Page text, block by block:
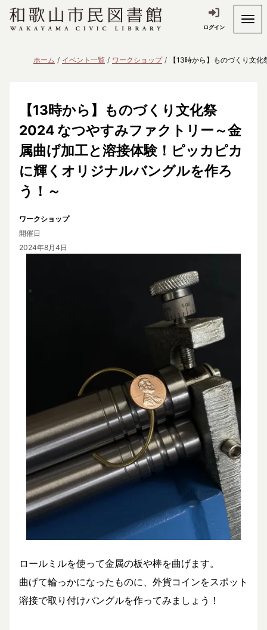
ログイン
ホーム イベント一覧 ワークショップ 【13時から】ものづくり文
【13時から】ものづくり文化祭
2024 なつやすみファクトリー～金
属曲げ加工と溶接体験！ピッカピカ
に輝くオリジナルバングルを作ろ
う！～
ワークショップ
開催日
2024年8月4日
ロールミルを使って金属の板や棒を曲げます。
曲げて輪っかになったものに、外貨コインをスポット
溶接で取り付けバングルを作ってみましょう！